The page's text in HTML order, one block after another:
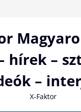
hírek –
–
X-Faktor